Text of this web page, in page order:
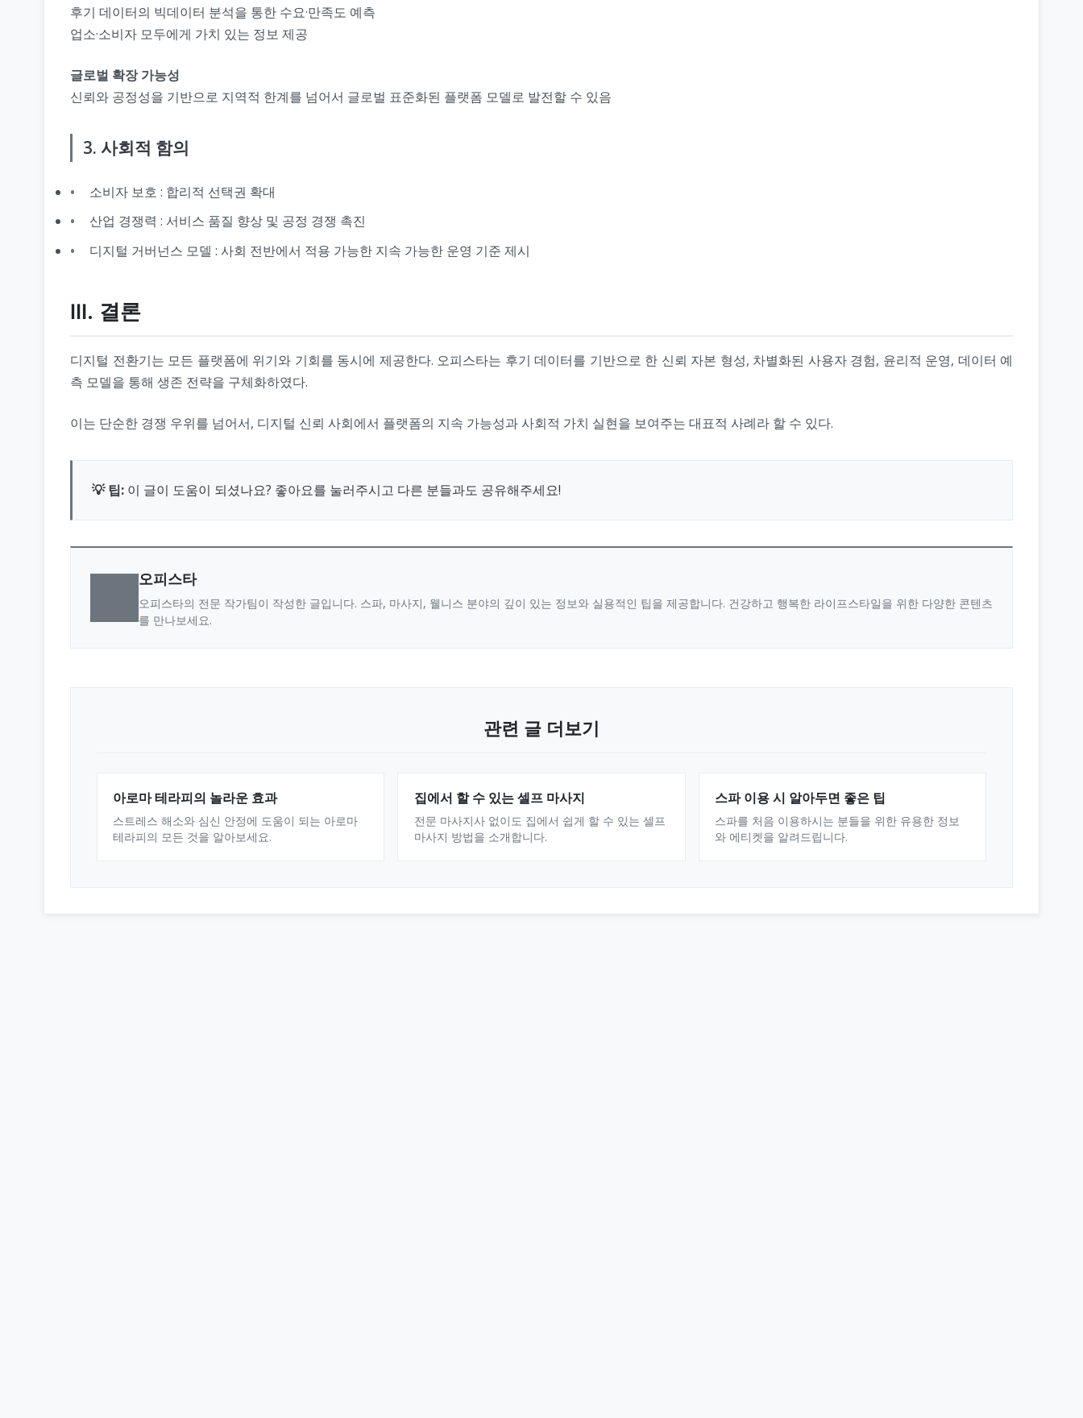
후기 데이터의 빅데이터 분석을 통한 수요·만족도 예측
업소·소비자 모두에게 가치 있는 정보 제공
글로벌 확장 가능성
신뢰와 공정성을 기반으로 지역적 한계를 넘어서 글로벌 표준화된 플랫폼 모델로 발전할 수 있음
3. 사회적 함의
소비자 보호 : 합리적 선택권 확대
산업 경쟁력 : 서비스 품질 향상 및 공정 경쟁 촉진
디지털 거버넌스 모델 : 사회 전반에서 적용 가능한 지속 가능한 운영 기준 제시
Ⅲ. 결론
디지털 전환기는 모든 플랫폼에 위기와 기회를 동시에 제공한다. 오피스타는 후기 데이터를 기반으로 한 신뢰 자본 형성, 차별화된 사용자 경험, 윤리적 운영, 데이터 예
측 모델을 통해 생존 전략을 구체화하였다.
이는 단순한 경쟁 우위를 넘어서, 디지털 신뢰 사회에서 플랫폼의 지속 가능성과 사회적 가치 실현을 보여주는 대표적 사례라 할 수 있다.
💡 팁: 이 글이 도움이 되셨나요? 좋아요를 눌러주시고 다른 분들과도 공유해주세요!
오피스타
오피스타의 전문 작가팀이 작성한 글입니다. 스파, 마사지, 웰니스 분야의 깊이 있는 정보와 실용적인 팁을 제공합니다. 건강하고 행복한 라이프스타일을 위한 다양한 콘텐츠
를 만나보세요.
관련 글 더보기
아로마 테라피의 놀라운 효과
스트레스 해소와 심신 안정에 도움이 되는 아로마
테라피의 모든 것을 알아보세요.
집에서 할 수 있는 셀프 마사지
전문 마사지사 없이도 집에서 쉽게 할 수 있는 셀프
마사지 방법을 소개합니다.
스파 이용 시 알아두면 좋은 팁
스파를 처음 이용하시는 분들을 위한 유용한 정보
와 에티켓을 알려드립니다.